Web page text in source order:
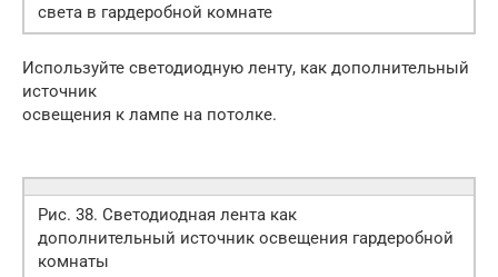
света в гардеробной комнате
Используйте светодиодную ленту, как дополнительный
источник
освещения к лампе на потолке.
Рис. 38. Светодиодная лента как
дополнительный источник освещения гардеробной
комнаты